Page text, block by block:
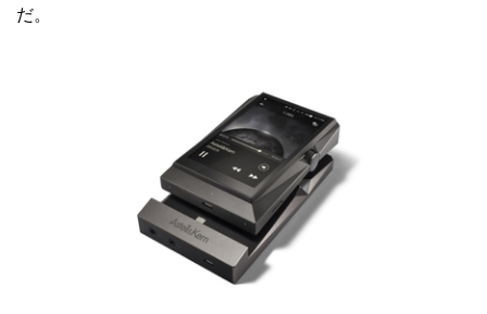
だ。